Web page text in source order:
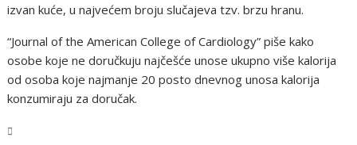
izvan kuće, u najvećem broju slučajeva tzv. brzu hranu.
“Journal of the American College of Cardiology” piše kako
osobe koje ne doručkuju najčešće unose ukupno više kalorija
od osoba koje najmanje 20 posto dnevnog unosa kalorija
konzumiraju za doručak.